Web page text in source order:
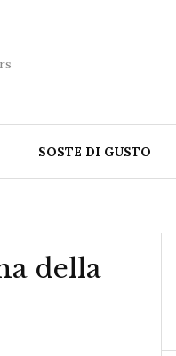
SOSTE DI GUSTO
della